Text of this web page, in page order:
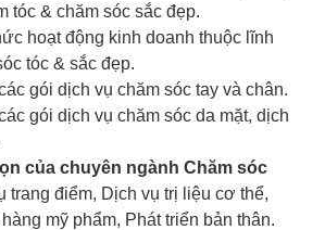
tóc & chăm sóc sắc đẹp.
hoạt động kinh doanh thuộc lĩnh
tóc & sắc đẹp.
gói dịch vụ chăm sóc tay và chân.
gói dịch vụ chăm sóc da mặt, dịch
của chuyên ngành Chăm sóc
trang điểm, Dịch vụ trị liệu cơ thể,
mỹ phẩm, Phát triển bản thân.